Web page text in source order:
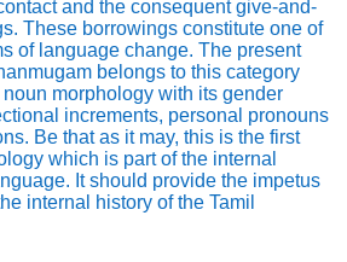
and the consequent give-and-
These borrowings constitute one of
of language change. The present
belongs to this category
morphology with its gender
increments, personal pronouns
Be that as it may, this is the first
which is part of the internal
It should provide the impetus
internal history of the Tamil